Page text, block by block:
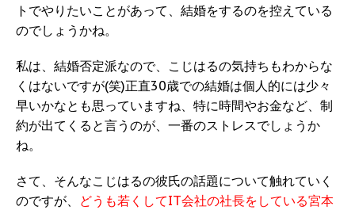
トでやりたいことがあって、結婚をするのを控えている
のでしょうかね。
私は、結婚否定派なので、こじはるの気持ちもわからな
くはないですが(笑)正直30歳での結婚は個人的には少々
早いかなとも思っていますね、特に時間やお金など、制
約が出てくると言うのが、一番のストレスでしょうか
ね。
さて、そんなこじはるの彼氏の話題について触れていく
のですが、 どうも若くしてIT会社の社長をしている宮本